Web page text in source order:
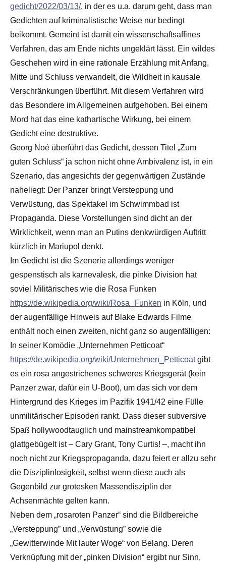
gedicht/2022/03/13/, in der es u.a. darum geht, dass man
Gedichten auf kriminalistische Weise nur bedingt
beikommt. Gemeint ist damit ein wissenschaftsaffines
Verfahren, das am Ende nichts ungeklärt lässt. Ein wildes
Geschehen wird in eine rationale Erzählung mit Anfang,
Mitte und Schluss verwandelt, die Wildheit in kausale
Verschränkungen überführt. Mit diesem Verfahren wird
das Besondere im Allgemeinen aufgehoben. Bei einem
Mord hat das eine kathartische Wirkung, bei einem
Gedicht eine destruktive.
Georg Noé überführt das Gedicht, dessen Titel „Zum
guten Schluss“ ja schon nicht ohne Ambivalenz ist, in ein
Szenario, das angesichts der gegenwärtigen Zustände
naheliegt: Der Panzer bringt Versteppung und
Verwüstung, das Spektakel im Schwimmbad ist
Propaganda. Diese Vorstellungen sind dicht an der
Wirklichkeit, wenn man an Putins denkwürdigen Auftritt
kürzlich in Mariupol denkt.
Im Gedicht ist die Szenerie allerdings weniger
gespenstisch als karnevalesk, die pinke Division hat
soviel Militärisches wie die Rosa Funken
https://de.wikipedia.org/wiki/Rosa_Funken in Köln, und
der augenfällige Hinweis auf Blake Edwards Filme
enthält noch einen zweiten, nicht ganz so augenfälligen:
In seiner Komödie „Unternehmen Petticoat“
https://de.wikipedia.org/wiki/Unternehmen_Petticoatgibt
es ein rosa angestrichenes schweres Kriegsgerät (kein
Panzer zwar, dafür ein U-Boot), um das sich vor dem
Hintergrund des Krieges im Pazifik 1941/42 eine Fülle
unmilitärischer Episoden rankt. Dass dieser subversive
Spaß hollywoodtauglich und mainstreamkompatibel
glattgebügelt ist – Cary Grant, Tony Curtis! –, macht ihn
noch nicht zur Kriegspropaganda, dazu feiert er allzu sehr
die Disziplinlosigkeit, selbst wenn diese auch als
Gegenbild zur grotesken Massendisziplin der
Achsenmächte gelten kann.
Neben dem „rosaroten Panzer“ sind die Bildbereiche
„Versteppung” und „Verwüstung” sowie die
„Gewitterwinde Mit lauter Woge“ von Belang. Deren
Verknüpfung mit der „pinken Division“ ergibt nur Sinn,